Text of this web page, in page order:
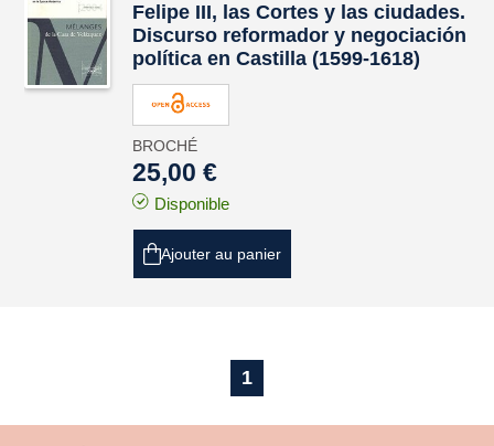
Felipe III, las Cortes y las ciudades.
Discurso reformador y negociación
política en Castilla (1599-1618)
BROCHÉ
25,00 €
Disponible
Ajouter au panier
1